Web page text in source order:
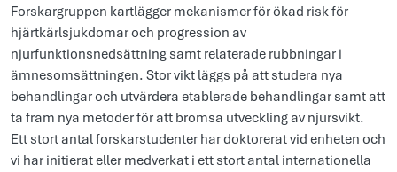
Forskargruppen kartlägger mekanismer för ökad risk för
hjärtkärlsjukdomar och progression av
njurfunktionsnedsättning samt relaterade rubbningar i
ämnesomsättningen. Stor vikt läggs på att studera nya
behandlingar och utvärdera etablerade behandlingar samt att
ta fram nya metoder för att bromsa utveckling av njursvikt.
Ett stort antal forskarstudenter har doktorerat vid enheten och
vi har initierat eller medverkat i ett stort antal internationella